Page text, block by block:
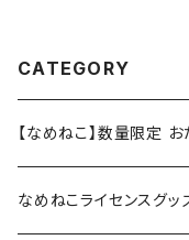
CATEGORY
【なめねこ】数量限定
なめねこライセンスグッ